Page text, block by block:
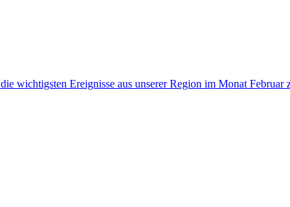
wichtigsten Ereignisse aus unserer Region im Monat Februar